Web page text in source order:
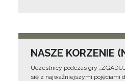
NASZE KORZENIE
Uczestnicy podczas gry
się z najważniejszymi pojęciami